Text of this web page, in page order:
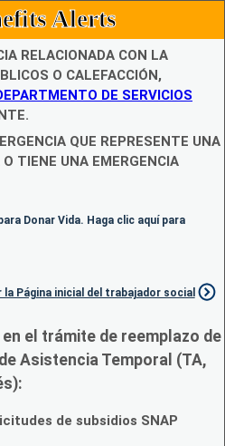
Alerts
RELACIONADA CON LA
O CALEFACCIÓN,
DE SERVICIOS
QUE REPRESENTE UNA
TIENE UNA EMERGENCIA
Donar Vida. Haga clic aquí para
Página inicial del trabajador social
el trámite de reemplazo de
Asistencia Temporal (TA,
de subsidios SNAP